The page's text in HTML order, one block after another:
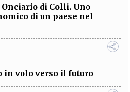
Onciario di Colli. Uno
di un paese nel
in volo verso il futuro